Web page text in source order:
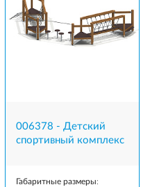
006378 - Детский
спортивный комплекс
Габаритные размеры: